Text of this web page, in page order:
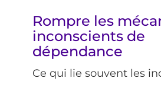
Rompre les
inconscients de
dépendance
Ce qui lie souvent les